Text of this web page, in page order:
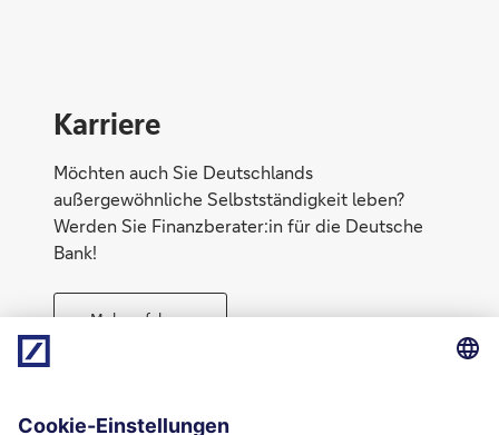
Direktabschluss möglich
Geld anlegen
Karriere
Möchten auch Sie Deutschlands
außergewöhnliche Selbstständigkeit leben?
Werden Sie Finanzberater:in für die Deutsche
Bank!
Mehr erfahren